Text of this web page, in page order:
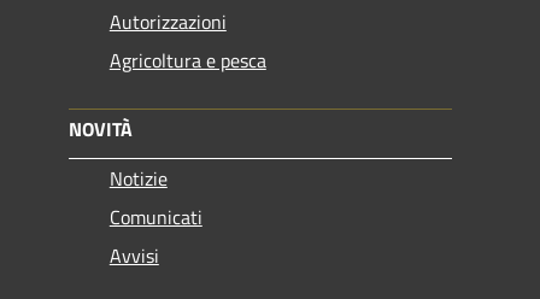
Autorizzazioni
Agricoltura e pesca
NOVITÀ
Notizie
Comunicati
Avvisi